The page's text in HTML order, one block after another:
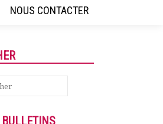
NOUS CONTACTER
BULLETINS